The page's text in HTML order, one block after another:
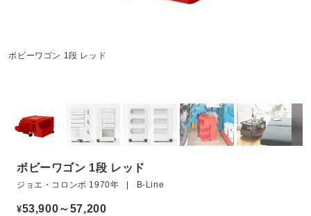
ボビーワゴン 1段 レッド
ボビーワゴン 1段 レッド
ジョエ・コロンボ 1970年 | B-Line
¥53,900～57,200